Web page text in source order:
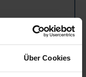
Über Cookies